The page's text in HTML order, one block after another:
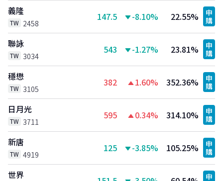
義隆
TW 2458
147.5 -8.10% 22.55%
申
購
聯詠
TW 3034
543 -1.27% 23.81%
申
購
穩懋
TW 3105
382 1.60% 352.36%
申
購
日月光
TW 3711
595 0.34% 314.10%
申
購
新唐
TW 4919
125 -3.85% 105.25%
申
購
世界
申